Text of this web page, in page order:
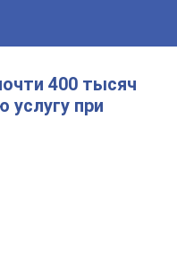
400 тысяч
услугу при